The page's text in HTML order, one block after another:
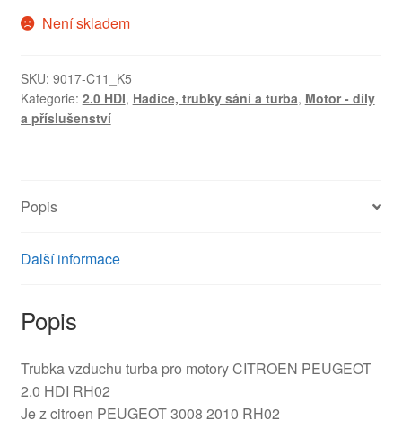
Není skladem
SKU: 9017-C11_K5
Kategorie: 2.0 HDI, Hadice, trubky sání a turba, Motor - díly
a příslušenství
Popis
Další informace
Popis
Trubka vzduchu turba pro motory CITROEN PEUGEOT
2.0 HDI RH02
Je z citroen PEUGEOT 3008 2010 RH02